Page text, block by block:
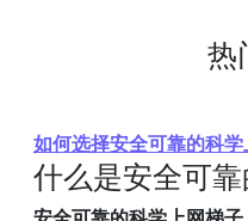
热
如何选择安全可靠的科学
什么是安全可